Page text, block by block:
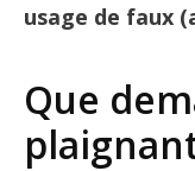
usage de faux
Que